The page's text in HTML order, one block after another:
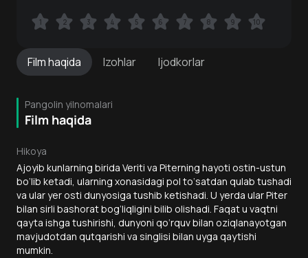
Filmhaqida Izohlar Ijodkorlar
Pangolin yilnomalari
Film haqida
Hikoya
Ajoyib kunlarning birida Veriti va Piterning hayoti ostin-ustun
bo‘lib ketadi, ularning xonasidagi pol to‘satdan qulab tushadi
va ular yer osti dunyosiga tushib ketishadi. U yerda ular Piter
bilan sirli bashorat bog‘liqligini bilib olishadi. Faqat u vaqtni
qayta ishga tushirishi, dunyoni qo‘rquv bilan oziqlanayotgan
mavjudotdan qutqarishi va singlisi bilan uyga qaytishi
mumkin.
1 2 3 4 5 6 7 8 9 10
1 2 3 4 5 6 7 8 9 10